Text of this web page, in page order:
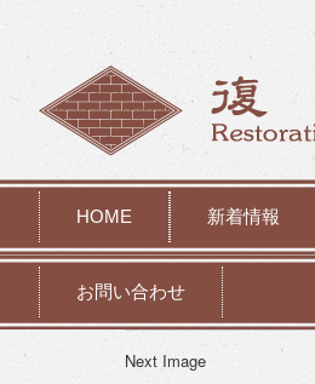
HOME 新着情報
お問い合わせ
Next Image